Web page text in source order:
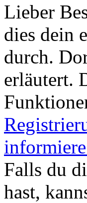
Lieber
dies dein
durch.
erläutert.
Falls du
hast,